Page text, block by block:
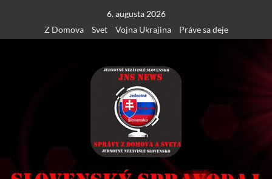
content
6. augusta 2026
Z Domova
Svet Vojna Ukrajina Práve sa deje